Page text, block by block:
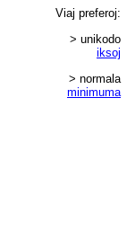
Viaj preferoj:
> unikodo
iksoj
> normala
minimuma